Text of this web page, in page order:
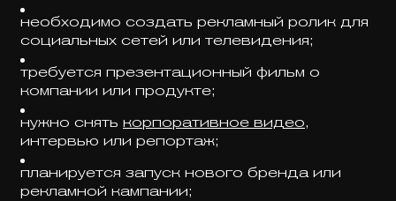
необходимо создать рекламный ролик для
социальных сетей или телевидения;
требуется презентационный фильм о
компании или продукте;
нужно снять корпоративное видео,
интервью или репортаж;
планируется запуск нового бренда или
рекламной кампании;